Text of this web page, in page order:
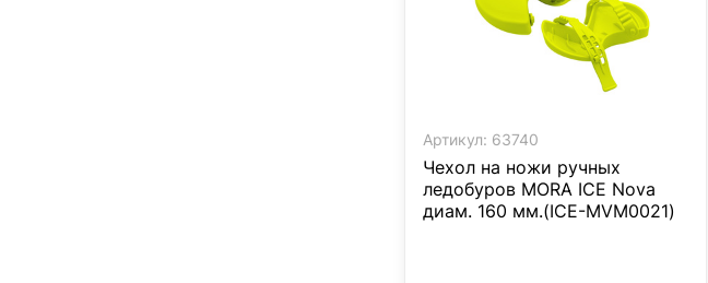
Артикул: 63740
Чехол на ножи ручных
ледобуров MORA ICE Nova
диам. 160 мм.(ICE-MVM0021)